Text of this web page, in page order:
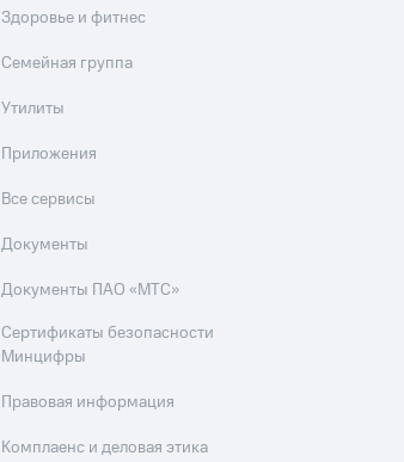
Здоровье и фитнес
Семейная группа
Утилиты
Приложения
Все сервисы
Документы
Документы ПАО «МТС»
Сертификаты безопасности
Минцифры
Правовая информация
Комплаенс и деловая этика